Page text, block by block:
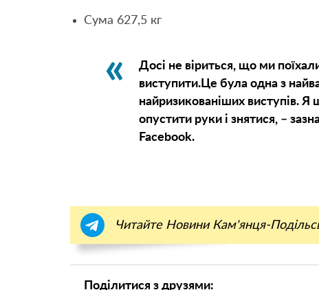
Сума 627,5 кг
Досі не віриться, що ми
виступити.Це була одна з
найризикованіших виступів.
опустити руки і знятися, –
Facebook.
Читайте Новини Кам'янця-
Поділитися з друзями: